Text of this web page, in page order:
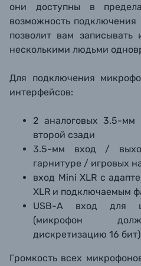
они доступны в
возможность подключения
позволит вам
несколькими людьми
Для подключения
интерфейсов:
2 аналоговых 3.5-мм
второй сзади
3.5-мм вход /
гарнитуре / игровых
вход Mini XLR с
XLR и подключаемым
USB-A вход для
(микрофон
дискретизацию 16 бит)
Громкость всех